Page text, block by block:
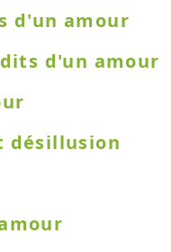
d'un amour
d'un amour
désillusion